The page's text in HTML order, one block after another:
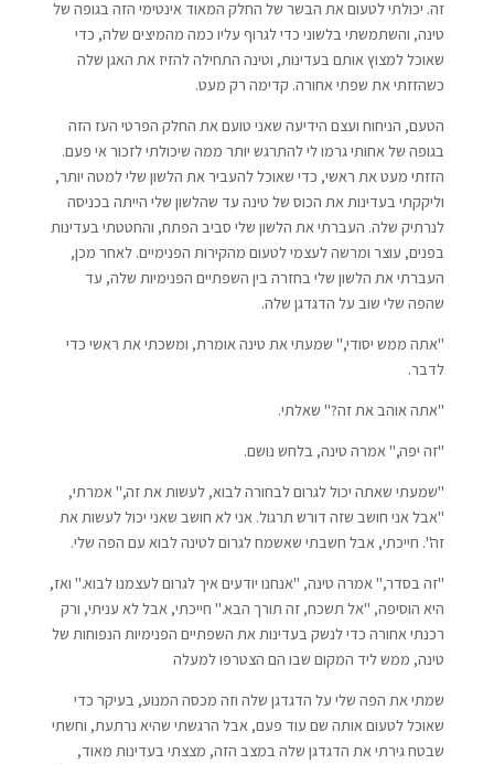
זה. יכולתי לטעום את הבשר של החלק המאוד אינטימי הזה בגופה של
טינה, והשתמשתי בלשוני כדי לגרוף עליו כמה מהמיצים שלה, כדי
שאוכל למצוץ אותם בעדינות, וטינה התחילה להזיז את האגן שלה
כשהזזתי את שפתי אחורה. קדימה רק מעט.
הטעם, הניחוח ועצם הידיעה שאני טועם את החלק הפרטי העז הזה
בגופה של אחותי גרמו לי להתרגש יותר ממה שיכולתי לזכור אי פעם.
הזזתי מעט את ראשי, כדי שאוכל להעביר את הלשון שלי למטה יותר,
וליקקתי בעדינות את הכוס של טינה עד שהלשון שלי הייתה בכניסה
לנרתיק שלה. העברתי את הלשון שלי סביב הפתח, והחטטתי בעדינות
בפנים, עוצר ומרשה לעצמי לטעום מהקירות הפנימיים. לאחר מכן,
העברתי את הלשון שלי בחזרה בין השפתיים הפנימיות שלה, עד
שהפה שלי שוב על הדגדגן שלה.
"אתה ממש יסודי," שמעתי את טינה אומרת, ומשכתי את ראשי כדי
לדבר.
"אתה אוהב את זה?" שאלתי.
"זה יפה," אמרה טינה, בלחש נושם.
"שמעתי שאתה יכול לגרום לבחורה לבוא, לעשות את זה," אמרתי,
"אבל אני חושב שזה דורש תרגול. אני לא חושב שאני יכול לעשות את
זה". חייכתי, אבל חשבתי שאשמח לגרום לטינה לבוא עם הפה שלי.
"זה בסדר," אמרה טינה, "אנחנו יודעים איך לגרום לעצמנו לבוא." ואז,
היא הוסיפה, "אל תשכח, זה תורך הבא." חייכתי, אבל לא עניתי, ורק
רכנתי אחורה כדי לנשק בעדינות את השפתיים הפנימיות הנפוחות של
טינה, ממש ליד המקום שבו הם הצטרפו למעלה
שמתי את הפה שלי על הדגדגן שלה וזה מכסה המנוע, בעיקר כדי
שאוכל לטעום אותה שם עוד פעם, אבל הרגשתי שהיא נרתעת, וחשתי
שבטח גירתי את הדגדגן שלה במצב הזה, מצצתי בעדינות מאוד,